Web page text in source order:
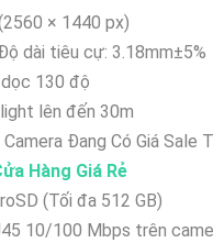
× 1440 px)
dài tiêu cự: 3.18mm±5%
130 độ
lên đến 30m
Camera Đang Có Giá
Hàng Giá Rẻ
(Tối đa 512 GB)
10/100 Mbps trên